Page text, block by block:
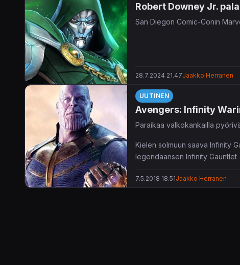
Robert Downey Jr.
San Diegon Comic-Conin
28.7.2024 21.47Jaakko Herranen
UUTINEN
Avengers: Infinity
Paraikaa valkokankailla
Kielen solmuun saava Infinity
legendaarisen Infinity
7.5.2018 18.51Jaakko Herranen